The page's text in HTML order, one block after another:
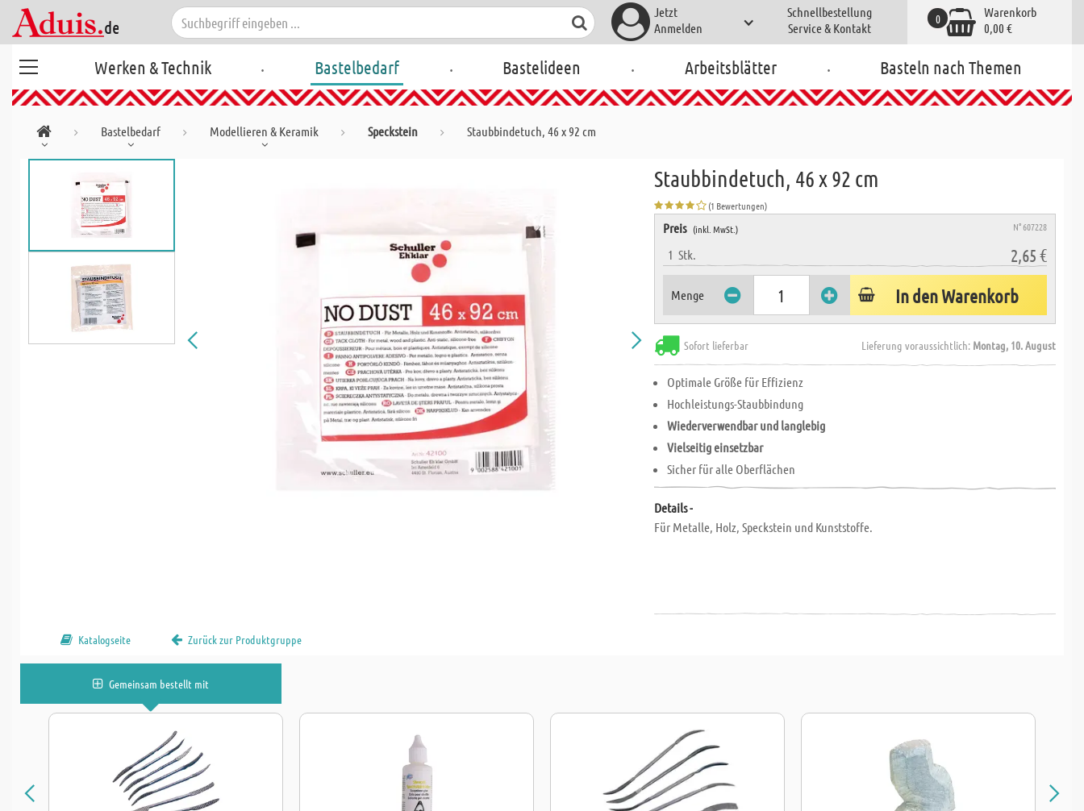
Jetzt
Anmelden
Schnellbestellung
Service & Kontakt
Warenkorb
0,00 €
0
Werken & Technik . Bastelbedarf . Bastelideen . Arbeitsblätter . Basteln nach Themen
Bastelbedarf Modellieren & Keramik Speckstein Staubbindetuch, 46 x 92 cm
Staubbindetuch, 46 x 92 cm
(1 Bewertungen)
Preis (inkl. MwSt.) N° 607228
1Stk. 2,65 €
Menge In den Warenkorb
Sofort lieferbar Lieferung voraussichtlich: Montag, 10. August
Optimale Größe für Effizienz
Hochleistungs-Staubbindung
Wiederverwendbar und langlebig
Vielseitig einsetzbar
Sicher für alle Oberflächen
Details -
Für Metalle, Holz, Speckstein und Kunststoffe.
Katalogseite Zurück zur Produktgruppe
Gemeinsam bestellt mit